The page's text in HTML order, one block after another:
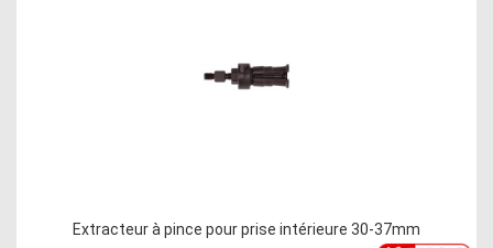
Extracteur à pince pour prise intérieure 30-37mm